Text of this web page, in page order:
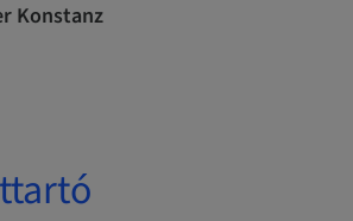
Konstanz